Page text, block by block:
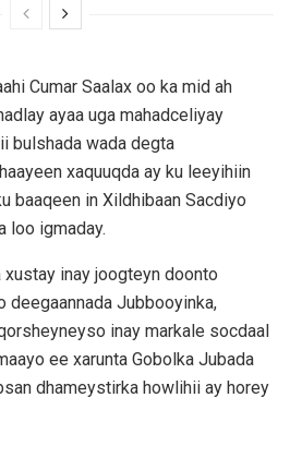
Cumar Saalax oo ka mid ah
ayaa uga mahadceliyay
bulshada wada degta
xaquuqda ay ku leeyihiin
baaqeen in Xildhibaan Sacdiyo
loo igmaday.
inay joogteyn doonto
deegaannada Jubbooyinka,
inay markale socdaal
ee xarunta Gobolka Jubada
dhameystirka howlihii ay horey